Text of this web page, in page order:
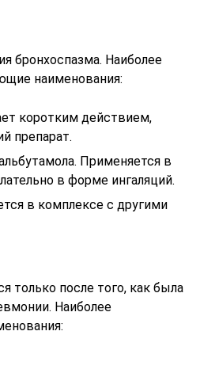
бронхоспазма. Наиболее
наименования:
коротким действием,
препарат.
Применяется в
в форме ингаляций.
в комплексе с другими
только после того, как была
Наиболее